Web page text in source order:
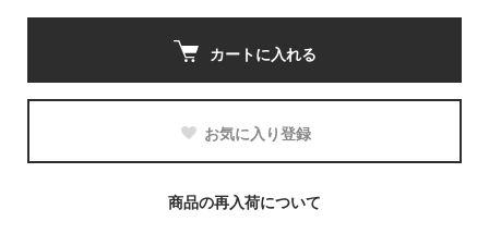
カートに入れる
お気に入り登録
商品の再入荷について